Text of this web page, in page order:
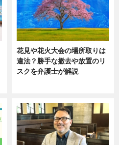
花見や花火大会の場所取りは
違法？勝手な撤去や放置のリ
スクを弁護士が解説